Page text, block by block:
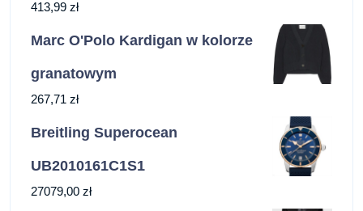
413,99 zł
Marc O'Polo Kardigan w kolorze
granatowym
267,71 zł
Breitling Superocean
UB2010161C1S1
27079,00 zł